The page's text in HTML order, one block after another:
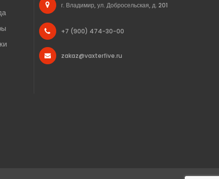
г. Владимир, ул. Добросельская, д. 201
+7 (900) 474-30-00
zakaz@vaxterfive.ru